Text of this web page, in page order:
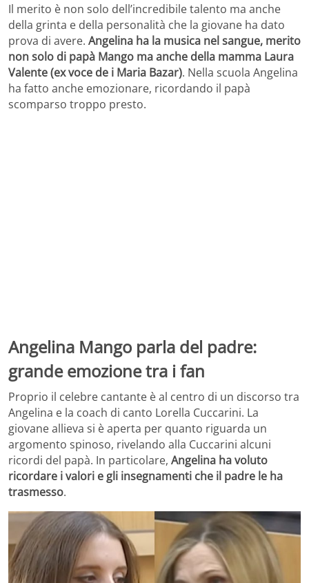
Il merito è non solo dell’incredibile talento ma anche
della grinta e della personalità che la giovane ha dato
prova di avere. Angelina ha la musica nel sangue, merito
non solo di papà Mango ma anche della mamma Laura
Valente (ex voce de i Maria Bazar). Nella scuola Angelina
ha fatto anche emozionare, ricordando il papà
scomparso troppo presto.
Angelina Mango parla del padre:
grande emozione tra i fan
Proprio il celebre cantante è al centro di un discorso tra
Angelina e la coach di canto Lorella Cuccarini. La
giovane allieva si è aperta per quanto riguarda un
argomento spinoso, rivelando alla Cuccarini alcuni
ricordi del papà. In particolare, Angelina ha voluto
ricordare i valori e gli insegnamenti che il padre le ha
trasmesso.